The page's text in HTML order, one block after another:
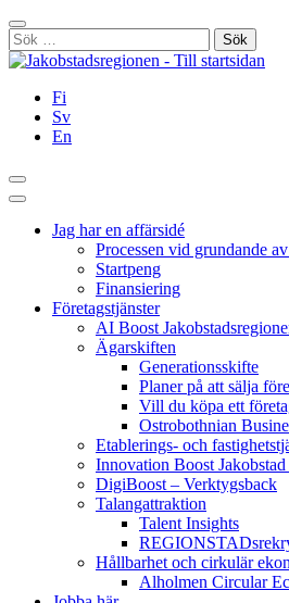
Hoppa
till
innehållet
Stäng
Sök
efter:
Fi
Sv
En
Sök
Huvudmeny
Jag har en affärsidé
Processen vid grundande
Startpeng
Finansiering
Företagstjänster
AI Boost
Ägarskiften
Generationsskifte
Planer på att sälja
Vill du köpa ett
Ostrobothnian
Etablerings- och
Innovation Boost
DigiBoost – Verktygsback
Talangattraktion
Talent Insights
Hållbarhet och cirkulär
Alholmen Circular